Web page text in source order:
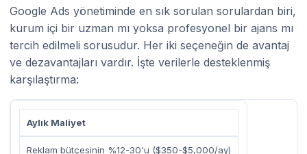
Google Ads yönetiminde en sık sorulan sorulardan biri,
kurum içi bir uzman mı yoksa profesyonel bir ajans mı
tercih edilmeli sorusudur. Her iki seçeneğin de avantaj
ve dezavantajları vardır. İşte verilerle desteklenmiş
karşılaştırma:
Aylık Maliyet
Reklam bütçesinin %12-30'u ($350-$5,000/ay)